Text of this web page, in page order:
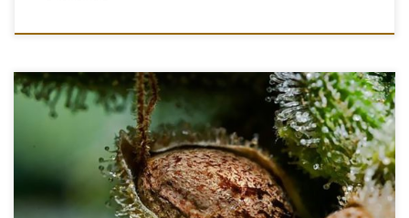
Najważniejszym czynnikiem niezbędnym dla uzyskania wysokich
plonów, dobrego jakościowo cannabisu […]